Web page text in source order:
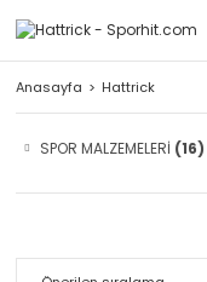
Anasayfa Hattrick
SPOR MALZEMELERİ (16)